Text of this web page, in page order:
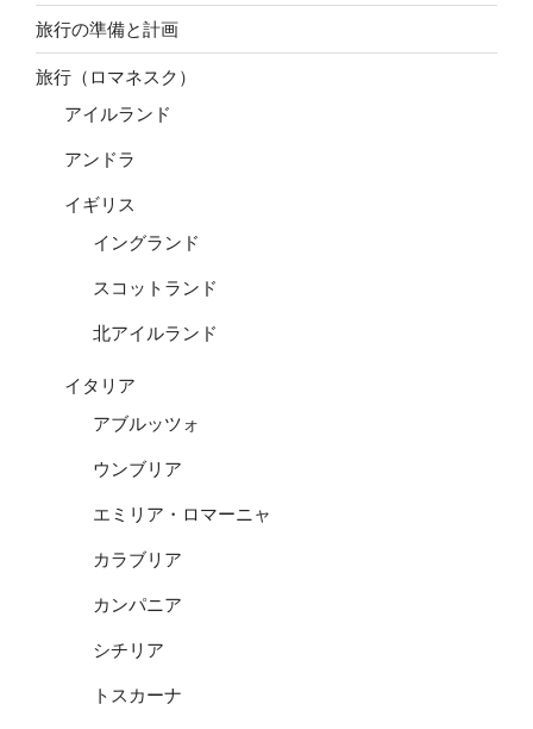
旅行の準備と計画
旅行（ロマネスク）
アイルランド
アンドラ
イギリス
イングランド
スコットランド
北アイルランド
イタリア
アブルッツォ
ウンブリア
エミリア・ロマーニャ
カラブリア
カンパニア
シチリア
トスカーナ